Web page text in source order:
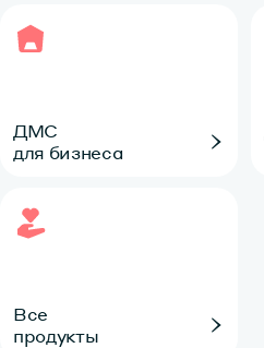
ДМС
для бизнеса
Все
продукты